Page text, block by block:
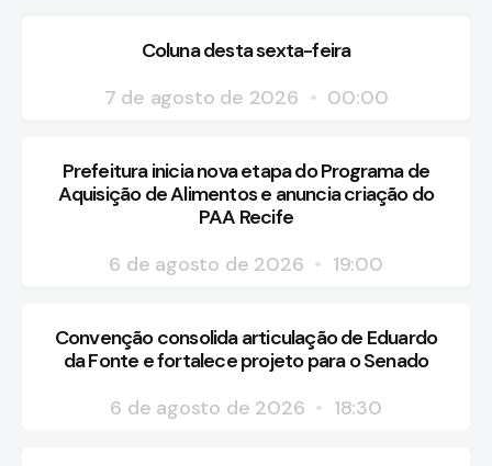
Coluna desta sexta-feira
7 de agosto de 2026
00:00
Prefeitura inicia nova etapa do Programa de
Aquisição de Alimentos e anuncia criação do
PAA Recife
6 de agosto de 2026
19:00
Convenção consolida articulação de Eduardo
da Fonte e fortalece projeto para o Senado
6 de agosto de 2026
18:30